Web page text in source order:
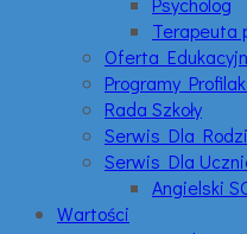
Terapeuta
Oferta
Programy
Rada Szkoły
Serwis Dla
Serwis Dla
Angielski
Wartości